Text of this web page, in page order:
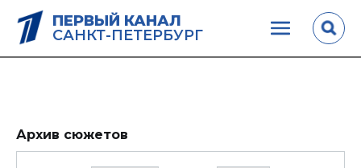
ПЕРВЫЙ КАНАЛ
САНКТ-ПЕТЕРБУРГ
Архив сюжетов